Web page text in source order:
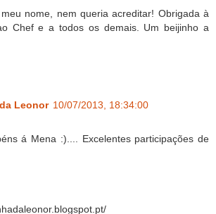
nome, nem queria acreditar! Obrigada à
Chef e a todos os demais. Um beijinho a
Leonor 10/07/2013, 18:34:00
á Mena :).... Excelentes participações de